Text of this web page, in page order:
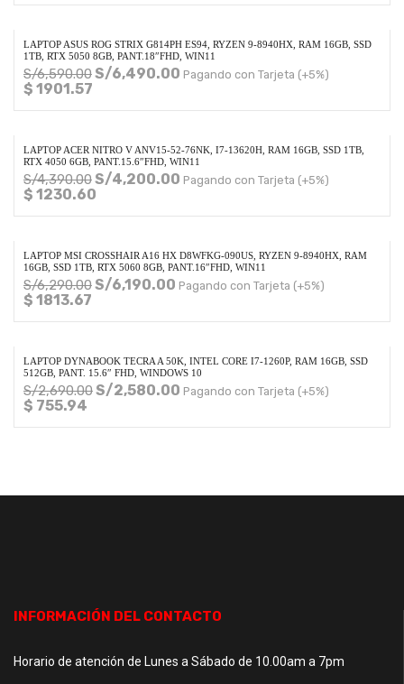
LAPTOP ASUS ROG STRIX G814PH ES94, RYZEN 9-8940HX, RAM 16GB, SSD
1TB, RTX 5050 8GB, PANT.18″FHD, WIN11
S/6,590.00S/6,490.00 Pagando con Tarjeta (+5%)
$ 1901.57
LAPTOP ACER NITRO V ANV15-52-76NK, I7-13620H, RAM 16GB, SSD 1TB,
RTX 4050 6GB, PANT.15.6″FHD, WIN11
S/4,390.00S/4,200.00 Pagando con Tarjeta (+5%)
$ 1230.60
LAPTOP MSI CROSSHAIR A16 HX D8WFKG-090US, RYZEN 9-8940HX, RAM
16GB, SSD 1TB, RTX 5060 8GB, PANT.16″FHD, WIN11
S/6,290.00S/6,190.00 Pagando con Tarjeta (+5%)
$ 1813.67
LAPTOP DYNABOOK TECRA A 50K, INTEL CORE I7-1260P, RAM 16GB, SSD
512GB, PANT. 15.6″ FHD, WINDOWS 10
S/2,690.00S/2,580.00 Pagando con Tarjeta (+5%)
$ 755.94
INFORMACIÓN DEL CONTACTO
Horario de atención de Lunes a Sábado de 10.00am a 7pm